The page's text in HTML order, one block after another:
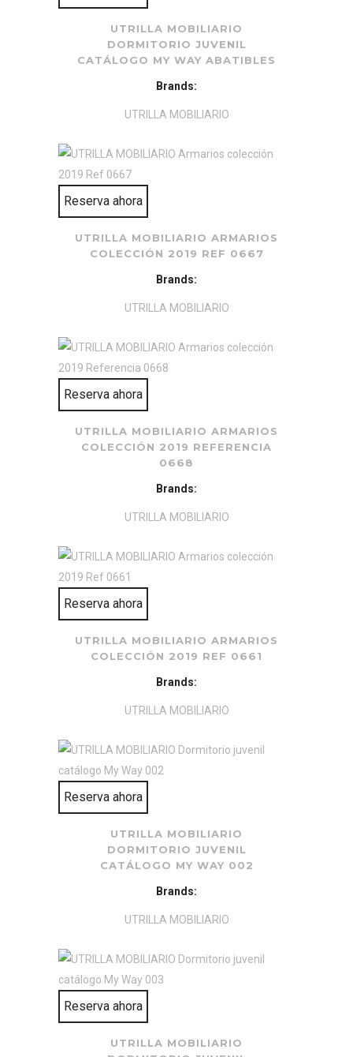
UTRILLA MOBILIARIO
DORMITORIO JUVENIL
CATÁLOGO MY WAY ABATIBLES
Brands:
UTRILLA MOBILIARIO
Reserva ahora
UTRILLA MOBILIARIO ARMARIOS
COLECCIÓN 2019 REF 0667
Brands:
UTRILLA MOBILIARIO
Reserva ahora
UTRILLA MOBILIARIO ARMARIOS
COLECCIÓN 2019 REFERENCIA
0668
Brands:
UTRILLA MOBILIARIO
Reserva ahora
UTRILLA MOBILIARIO ARMARIOS
COLECCIÓN 2019 REF 0661
Brands:
UTRILLA MOBILIARIO
Reserva ahora
UTRILLA MOBILIARIO
DORMITORIO JUVENIL
CATÁLOGO MY WAY 002
Brands:
UTRILLA MOBILIARIO
Reserva ahora
UTRILLA MOBILIARIO